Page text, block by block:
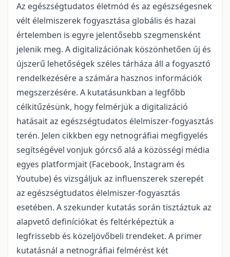
Az egészségtudatos életmód és az egészségesnek
vélt élelmiszerek fogyasztása globális és hazai
értelemben is egyre jelentősebb szegmensként
jelenik meg. A digitalizációnak köszönhetően új és
újszerű lehetőségek széles tárháza áll a fogyasztó
rendelkezésére a számára hasznos információk
megszerzésére. A kutatásunkban a legfőbb
célkitűzésünk, hogy felmérjük a digitalizáció
hatásait az egészségtudatos élelmiszer-fogyasztás
terén. Jelen cikkben egy netnográfiai megfigyelés
segítségével vonjuk górcső alá a közösségi média
egyes platformjait (Facebook, Instagram és
Youtube) és vizsgáljuk az influenszerek szerepét
az egészségtudatos élelmiszer-fogyasztás
esetében. A szekunder kutatás során tisztáztuk az
alapvető definíciókat és feltérképeztük a
legfrissebb és közeljövőbeli trendeket. A primer
kutatásnál a netnográfiai felmérést két